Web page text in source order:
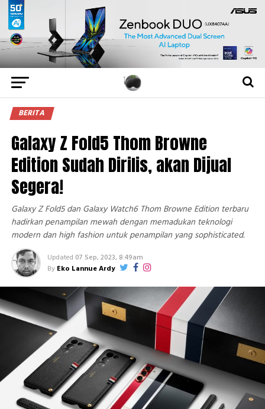
BERITA
Galaxy Z Fold5 Thom Browne
Edition Sudah Dirilis, akan Dijual
Segera!
Galaxy Z Fold5 dan Galaxy Watch6 Thom Browne Edition terbaru
hadirkan penampilan mewah dengan memadukan teknologi
modern dan high fashion untuk penampilan yang sophisticated.
Updated 07 Sep, 2023, 8:49am
By Eko Lannue Ardy